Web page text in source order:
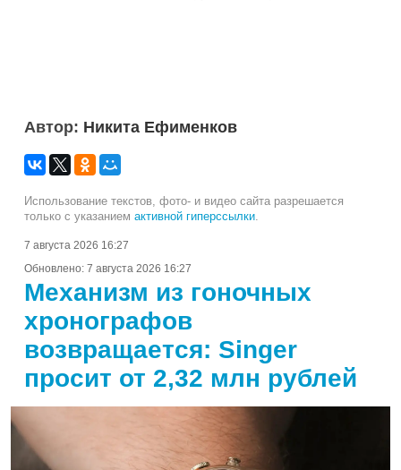
Автор: Никита Ефименков
Использование текстов, фото- и видео сайта разрешается
только с указанием активной гиперссылки.
7 августа 2026 16:27
Обновлено: 7 августа 2026 16:27
Механизм из гоночных
хронографов
возвращается: Singer
просит от 2,32 млн рублей